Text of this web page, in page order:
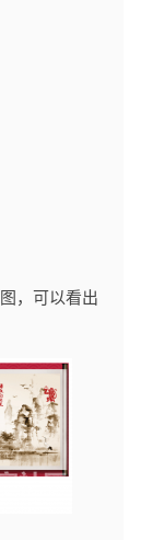
，可以看出